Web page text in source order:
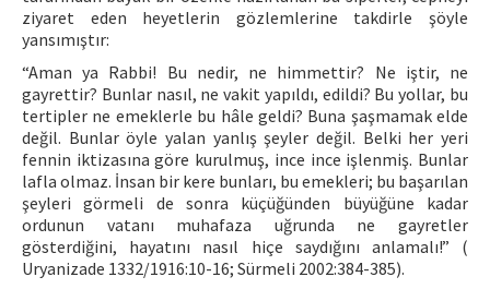
ziyaret eden heyetlerin gözlemlerine takdirle şöyle
yansımıştır:
“Aman ya Rabbi! Bu nedir, ne himmettir? Ne iştir, ne
gayrettir? Bunlar nasıl, ne vakit yapıldı, edildi? Bu yollar, bu
tertipler ne emeklerle bu hâle geldi? Buna şaşmamak elde
değil. Bunlar öyle yalan yanlış şeyler değil. Belki her yeri
fennin iktizasına göre kurulmuş, ince ince işlenmiş. Bunlar
lafla olmaz. İnsan bir kere bunları, bu emekleri; bu başarılan
şeyleri görmeli de sonra küçüğünden büyüğüne kadar
ordunun vatanı muhafaza uğrunda ne gayretler
gösterdiğini, hayatını nasıl hiçe saydığını anlamalı!” (
Uryanizade 1332/1916:10-16; Sürmeli 2002:384-385).